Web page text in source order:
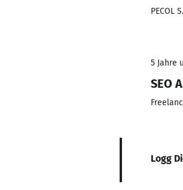
PECOL
5 Jahre
SEO
Logg